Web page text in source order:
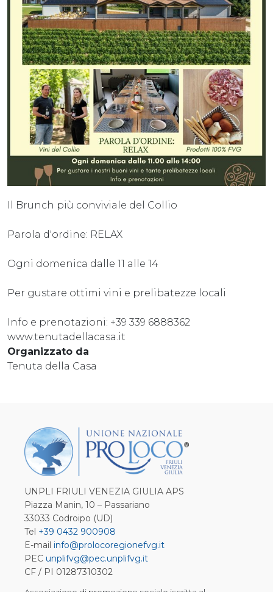
Il Brunch più conviviale del Collio
Parola d'ordine: RELAX
Ogni domenica dalle 11 alle 14
Per gustare ottimi vini e prelibatezze locali
Info e prenotazioni: +39 339 6888362
www.tenutadellacasa.it
Organizzato da
Tenuta della Casa
UNPLI FRIULI VENEZIA GIULIA APS
Piazza Manin, 10 – Passariano
33033 Codroipo (UD)
Tel +39 0432 900908
E-mail info@prolocoregionefvg.it
PEC unplifvg@pec.unplifvg.it
CF / PI 01287310302